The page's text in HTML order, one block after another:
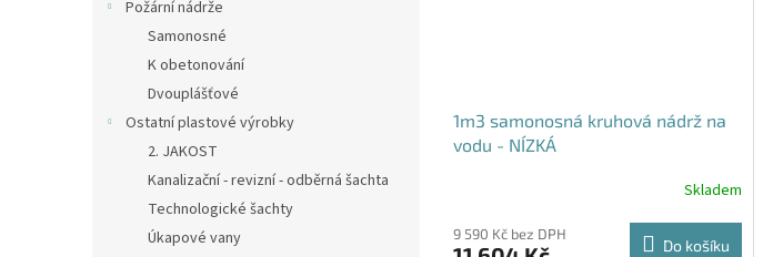
Požární nádrže
Samonosné
K obetonování
Dvouplášťové
Ostatní plastové výrobky
2. JAKOST
Kanalizační - revizní - odběrná šachta
Technologické šachty
Úkapové vany
1m3 samonosná kruhová nádrž na
vodu - NÍZKÁ
produktu
Skladem
9 590 Kč bez DPH
Do košíku